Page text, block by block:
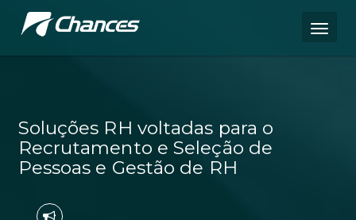
Soluções RH voltadas para o
Recrutamento e Seleção de
Pessoas e Gestão de RH